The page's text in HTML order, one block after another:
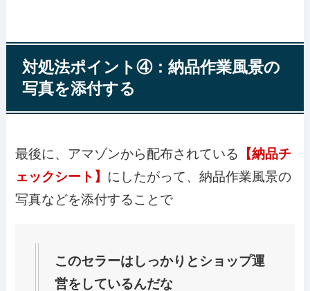
対処法ポイント④：納品作業風景の
写真を添付する
最後に、アマゾンから配布されている
【納品チ
ェックシート】 にしたがって、納品作業風景の
写真などを添付することで
このセラーはしっかりとショップ運
営をしているんだな